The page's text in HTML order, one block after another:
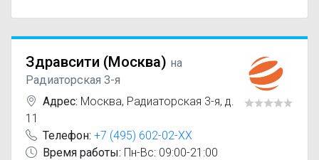
Здравсити (Москва) на
Радиаторская 3-я
Адрес: Москва, Радиаторская 3-я, д.
11
Телефон: +7 (495) 602-02-XX
Время работы: Пн-Вс: 09:00-21:00